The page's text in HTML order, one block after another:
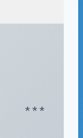
***